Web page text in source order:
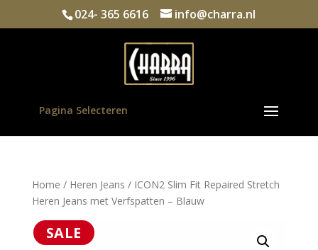
024- 365 6616 info@charra.nl
Pagina Selecteren
Home / Heren Jeans / ICON2 Slim Fit Repaired Stretch
Heren Jeans met Verfspatten – Blauw
SALE